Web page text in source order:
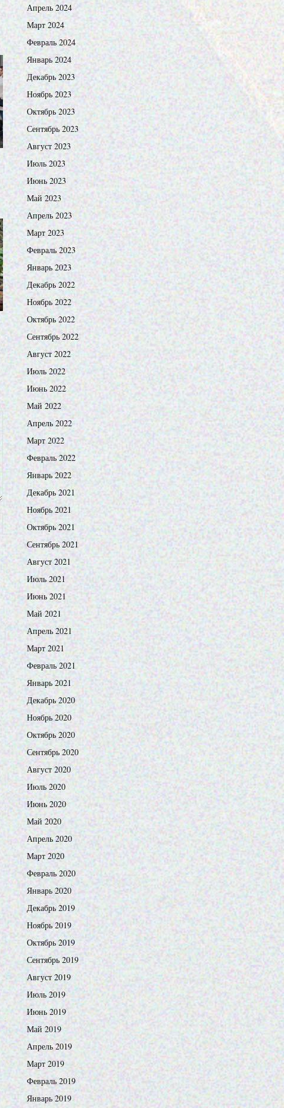
Апрель 2024
Март 2024
Февраль 2024
Январь 2024
Декабрь 2023
Ноябрь 2023
Октябрь 2023
Сентябрь 2023
Август 2023
Июль 2023
Июнь 2023
Май 2023
Апрель 2023
Март 2023
Февраль 2023
Январь 2023
Декабрь 2022
Ноябрь 2022
Октябрь 2022
Сентябрь 2022
Август 2022
Июль 2022
Июнь 2022
Май 2022
Апрель 2022
Март 2022
Февраль 2022
Январь 2022
Декабрь 2021
Ноябрь 2021
Октябрь 2021
Сентябрь 2021
Август 2021
Июль 2021
Июнь 2021
Май 2021
Апрель 2021
Март 2021
Февраль 2021
Январь 2021
Декабрь 2020
Ноябрь 2020
Октябрь 2020
Сентябрь 2020
Август 2020
Июль 2020
Июнь 2020
Май 2020
Апрель 2020
Март 2020
Февраль 2020
Январь 2020
Декабрь 2019
Ноябрь 2019
Октябрь 2019
Сентябрь 2019
Август 2019
Июль 2019
Июнь 2019
Май 2019
Апрель 2019
Март 2019
Февраль 2019
Январь 2019